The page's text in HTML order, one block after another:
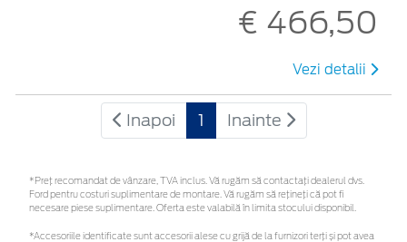
€ 466,50
Vezi detalii
Inapoi 1 Inainte
*Preţ recomandat de vânzare, TVA inclus. Vă rugăm să contactaţi dealerul dvs.
Ford pentru costuri suplimentare de montare. Vă rugăm să rețineți că pot fi
necesare piese suplimentare. Oferta este valabilă în limita stocului disponibil.
*Accesoriile identificate sunt accesorii alese cu grijă de la furnizori terți și pot avea